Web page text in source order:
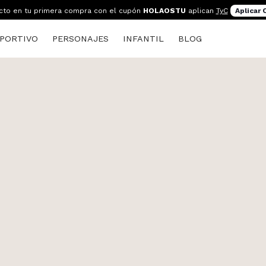
en tu primera compra con el cupón HOLAOSTU aplican TyC Aplicar
PERSONAJES INFANTIL BLOG